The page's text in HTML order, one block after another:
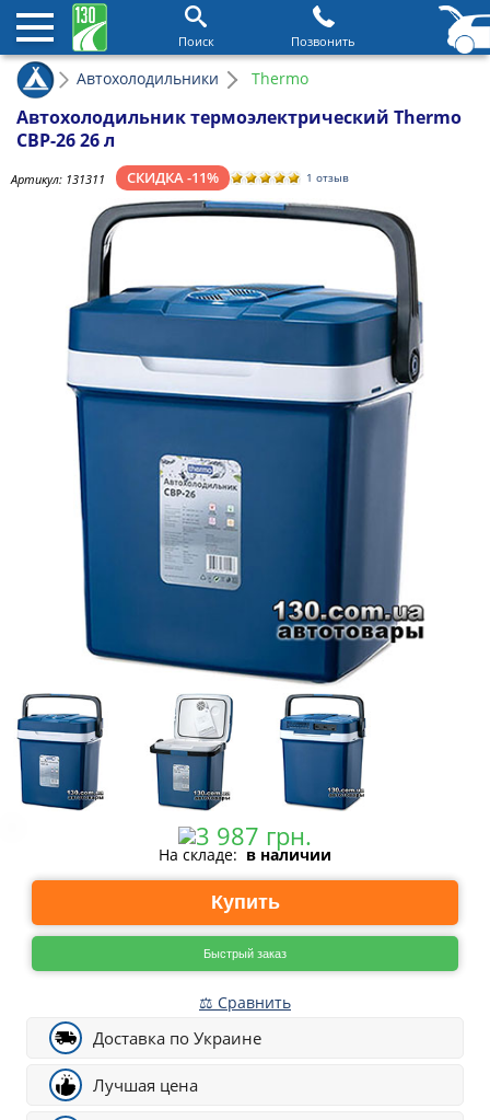
Поиск Позвонить
Автохолодильники Thermo
Автохолодильник термоэлектрический Thermo
CBP-26 26 л
Артикул: 131311 СКИДКА -11% 1 отзыв
На складе: в наличии
Купить
Быстрый заказ
⚖ Сравнить
Доставка по Украине
Лучшая цена